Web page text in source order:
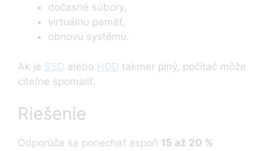
dočasné súbory,
virtuálnu pamäť,
obnovu systému.
Ak je SSD alebo HDD takmer plný, počítač môže
citeľne spomaliť.
Riešenie
Odporúča sa ponechať aspoň 15 až 20 %